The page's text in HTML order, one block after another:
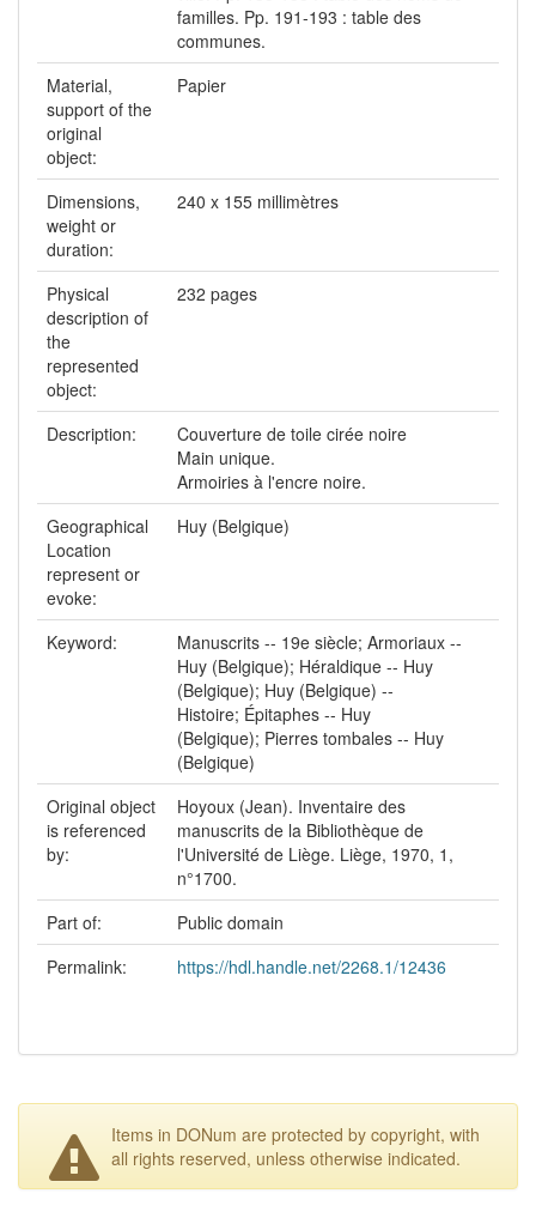
familles. Pp. 191-193 : table des
communes.
Material,
support of the
original
object:
Papier
Dimensions,
weight or
duration:
240 x 155 millimètres
Physical
description of
the
represented
object:
232 pages
Description:
Couverture de toile cirée noire
Main unique.
Armoiries à l'encre noire.
Geographical
Location
represent or
evoke:
Huy (Belgique)
Keyword:
Manuscrits -- 19e siècle; Armoriaux --
Huy (Belgique); Héraldique -- Huy
(Belgique); Huy (Belgique) --
Histoire; Épitaphes -- Huy
(Belgique); Pierres tombales -- Huy
(Belgique)
Original object
is referenced
by:
Hoyoux (Jean). Inventaire des
manuscrits de la Bibliothèque de
l'Université de Liège. Liège, 1970, 1,
n°1700.
Part of:
Public domain
Permalink:
https://hdl.handle.net/2268.1/12436
Items in DONum are protected by copyright, with
all rights reserved, unless otherwise indicated.